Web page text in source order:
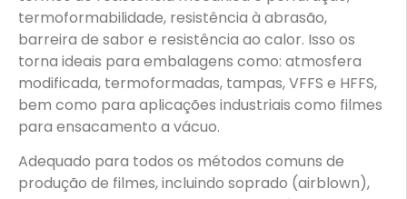
termoformabilidade, resistência à abrasão,
barreira de sabor e resistência ao calor. Isso os
torna ideais para embalagens como: atmosfera
modificada, termoformadas, tampas, VFFS e HFFS,
bem como para aplicações industriais como filmes
para ensacamento a vácuo.
Adequado para todos os métodos comuns de
produção de filmes, incluindo soprado (airblown),